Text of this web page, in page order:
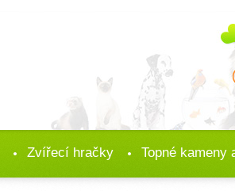
Zvířecí hračky Topné kameny